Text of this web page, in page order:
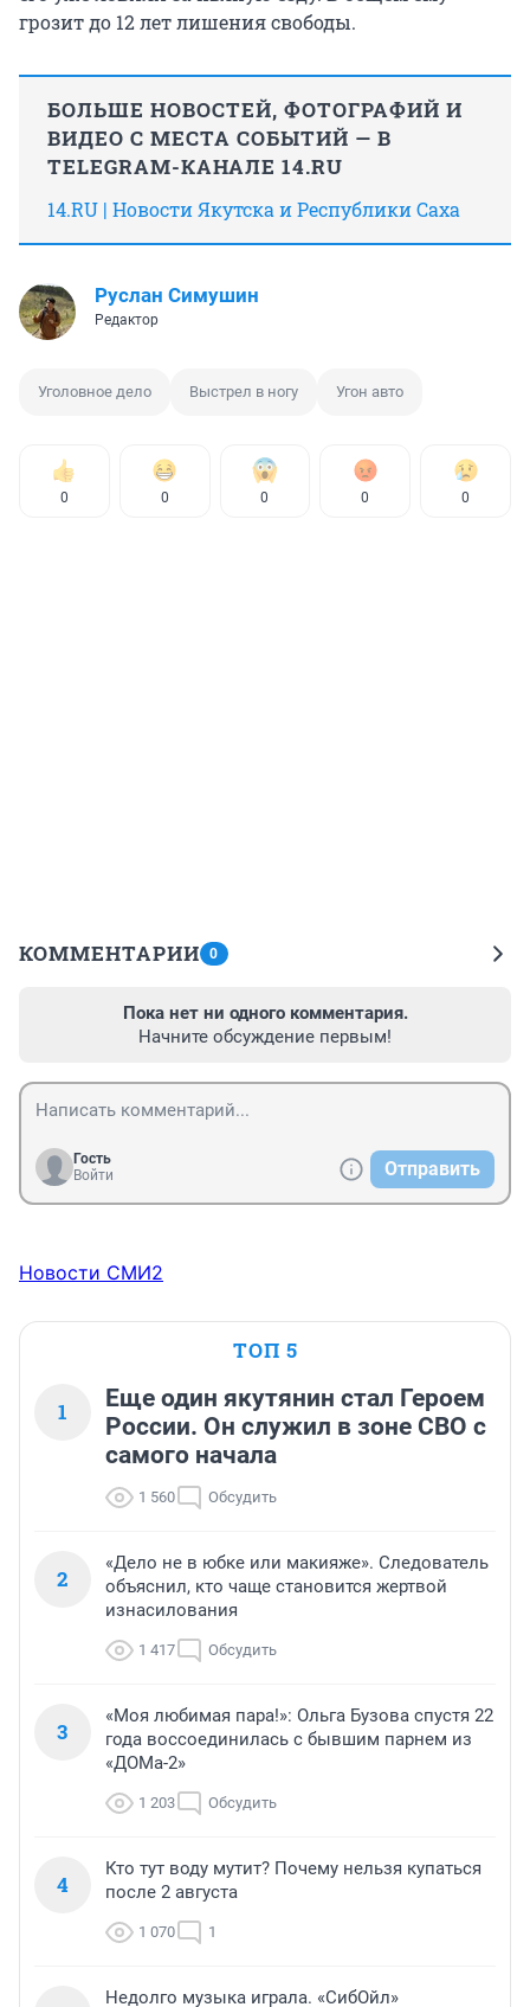
грозит до 12 лет лишения свободы.
БОЛЬШЕ НОВОСТЕЙ, ФОТОГРАФИЙ И
ВИДЕО С МЕСТА СОБЫТИЙ — В
TELEGRAM-КАНАЛЕ 14.RU
14.RU | Новости Якутска и Республики Саха
Руслан Симушин
Редактор
Уголовное дело Выстрел в ногу Угон авто
0 0 0 0 0
КОММЕНТАРИИ 0
Пока нет ни одного комментария.
Начните обсуждение первым!
Гость
Войти
Отправить
Новости СМИ2
ТОП 5
1
Еще один якутянин стал Героем
России. Он служил в зоне СВО с
самого начала
1 560 Обсудить
2
«Дело не в юбке или макияже». Следователь
объяснил, кто чаще становится жертвой
изнасилования
1 417 Обсудить
3
«Моя любимая пара!»: Ольга Бузова спустя 22
года воссоединилась с бывшим парнем из
«ДОМа-2»
1 203 Обсудить
4
Кто тут воду мутит? Почему нельзя купаться
после 2 августа
1 070 1
Недолго музыка играла. «СибОйл»